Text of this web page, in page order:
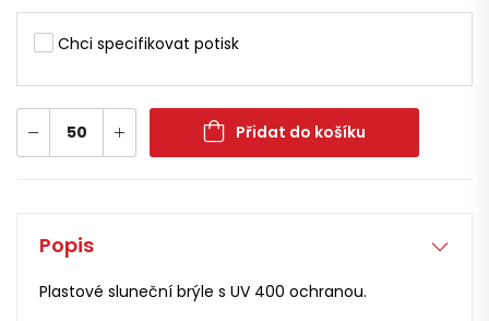
Chci specifikovat potisk
Přidat do košíku
Popis
Plastové sluneční brýle s UV 400 ochranou.